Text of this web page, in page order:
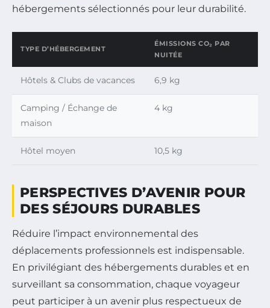
hébergements sélectionnés pour leur durabilité.
TYPE D’HÉBERGEMENT
ÉMISSIONS CO₂ PAR
NUITÉE
Hôtels & Clubs de vacances 6,9 kg
Camping / Échange de
maison
4 kg
Hôtel moyen 10,5 kg
PERSPECTIVES D’AVENIR POUR
DES SÉJOURS DURABLES
Réduire l’impact environnemental des
déplacements professionnels est indispensable.
En privilégiant des hébergements durables et en
surveillant sa consommation, chaque voyageur
peut participer à un avenir plus respectueux de